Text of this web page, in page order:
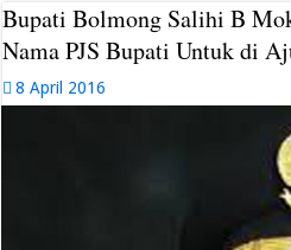
Bupati Bolmong Salihi B
Nama PJS Bupati Untuk di
8 April 2016